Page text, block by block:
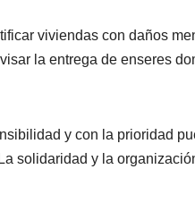
viviendas con daños
la entrega de enseres
y con la prioridad
solidaridad y la